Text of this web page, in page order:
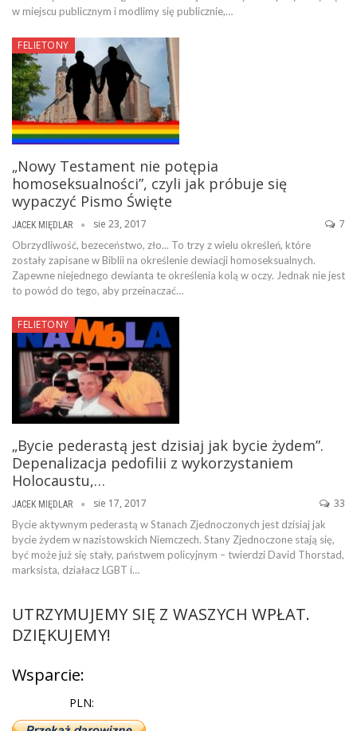
w miejscu publicznym i modlimy się publicznie,…
FELIETONY
„Nowy Testament nie potępia
homoseksualności”, czyli jak próbuje się
wypaczyć Pismo Święte
JACEK MIĘDLAR sie 23, 2017 7
Obrzydliwość, bezeceństwo, zło... To trzy z wielu określeń, które
zostały zapisane w Biblii na określenie dewiacji homoseksualnych.
Zapewne niejednego dewianta te określenia kolą w oczy. Jednak nie jest
to powód do tego, aby przeinaczać…
FELIETONY
„Bycie pederastą jest dzisiaj jak bycie żydem”.
Depenalizacja pedofilii z wykorzystaniem
Holocaustu,…
JACEK MIĘDLAR sie 17, 2017 33
Bycie aktywnym pederastą w Stanach Zjednoczonych jest dzisiaj jak
bycie żydem w nazistowskich Niemczech. Stany Zjednoczone stają się,
być może już się stały, państwem policyjnym – twierdzi David Thorstad,
marksista, działacz LGBT i…
UTRZYMUJEMY SIĘ Z WASZYCH WPŁAT.
DZIĘKUJEMY!
Wsparcie:
PLN: